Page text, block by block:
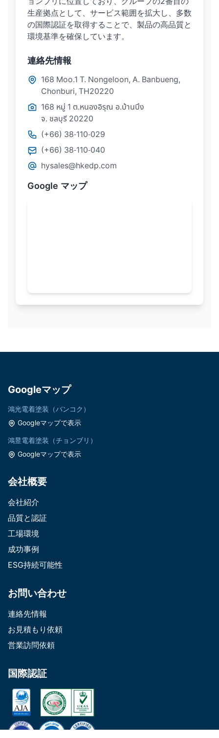
生産拠点として、サービス範囲を拡大し、多数
の国際認証を取得することで、製品の高品質と
環境基準を確保しています。
連絡先情報
168 Moo.1 T. Nongeloon, A. Banbueng,
Chonburi, TH20220
168 หมู่ 1 ต.หนองอิรุณ อ.บ้านบึง
จ. ชลบุรี 20220
(+66) 38-110-029
(+66) 38-110-040
hysales@hkedp.com
Google マップ
Googleマップ
鴻光電着塗装（バンコク）
Googleマップで表示
鴻昱電着塗装（チョンブリ）
Googleマップで表示
会社概要
会社紹介
品質と認証
工場環境
成功事例
ESG持続可能性
お問い合わせ
連絡先情報
お見積もり依頼
営業訪問依頼
国際認証